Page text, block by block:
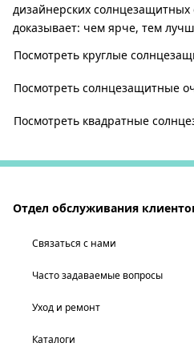
дизайнерских
доказывает: чем ярче, тем
Посмотреть круглые
Посмотреть солнцезащитные
Посмотреть квадратные
Отдел обслуживания
Связаться с нами
Часто задаваемые вопросы
Уход и ремонт
Каталоги